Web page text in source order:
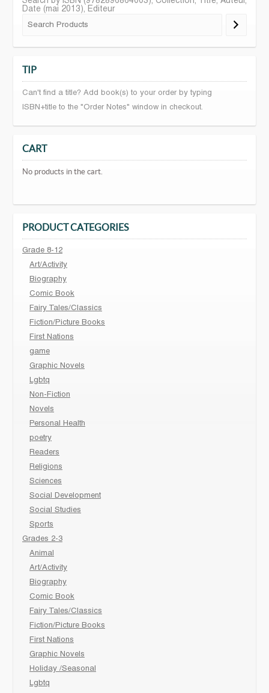
Date (mai 2013), Editeur
TIP
Can't find a title? Add book(s) to your order by typing
ISBN+title to the "Order Notes" window in checkout.
CART
No products in the cart.
PRODUCT CATEGORIES
Grade 8-12
Art/Activity
Biography
Comic Book
Fairy Tales/Classics
Fiction/Picture Books
First Nations
game
Graphic Novels
Lgbtq
Non-Fiction
Novels
Personal Health
poetry
Readers
Religions
Sciences
Social Development
Social Studies
Sports
Grades 2-3
Animal
Art/Activity
Biography
Comic Book
Fairy Tales/Classics
Fiction/Picture Books
First Nations
Graphic Novels
Holiday /Seasonal
Lgbtq